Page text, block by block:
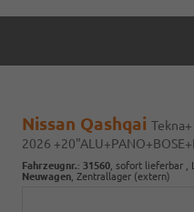
Nissan Qashqai
2026
Fahrzeugnr.: 31560 sofort lieferbar ,
Neuwagen , Zentrallager (extern)